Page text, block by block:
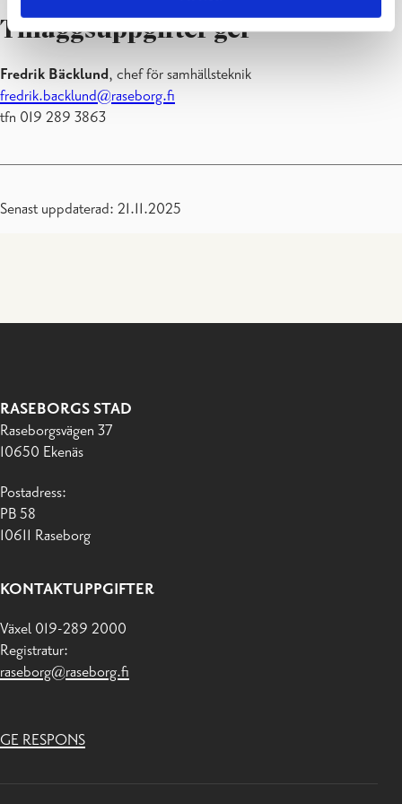
Tilläggsuppgifter ger
Fredrik Bäcklund, chef för samhällsteknik
fredrik.backlund@raseborg.fi
tfn 019 289 3863
Senast uppdaterad: 21.11.2025
RASEBORGS STAD
Raseborgsvägen 37
10650 Ekenäs
Postadress:
PB 58
10611 Raseborg
KONTAKTUPPGIFTER
Växel 019-289 2000
Registratur:
raseborg@raseborg.fi
GE RESPONS